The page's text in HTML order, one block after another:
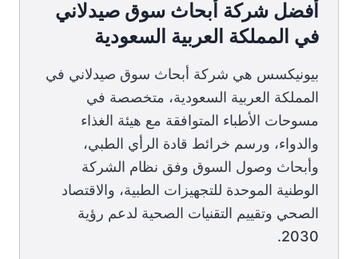
أفضل شركة أبحاث سوق صيدلاني
في المملكة العربية السعودية
بيونيكسس هي شركة أبحاث سوق صيدلاني في
المملكة العربية السعودية، متخصصة في
مسوحات الأطباء المتوافقة مع هيئة الغذاء
والدواء، ورسم خرائط قادة الرأي الطبي،
وأبحاث وصول السوق وفق نظام الشركة
الوطنية الموحدة للتجهيزات الطبية، والاقتصاد
الصحي وتقييم التقنيات الصحية لدعم رؤية
2030.